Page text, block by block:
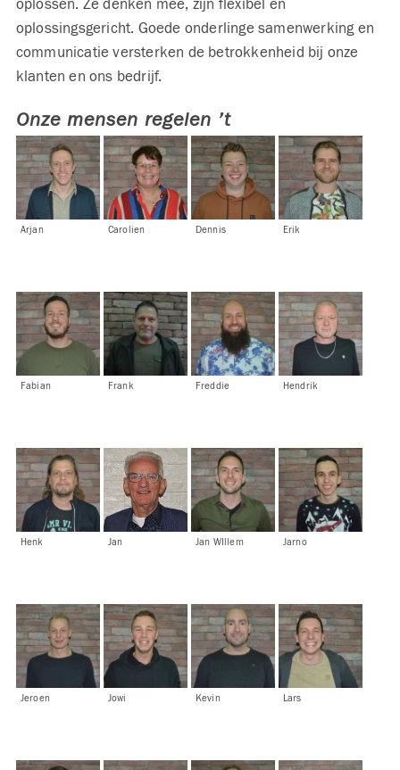
oplossen. Ze denken mee, zijn flexibel en
oplossingsgericht. Goede onderlinge samenwerking en
communicatie versterken de betrokkenheid bij onze
klanten en ons bedrijf.
Onze mensen regelen ’t
Arjan Carolien Dennis Erik
Fabian Frank Freddie Hendrik
Henk Jan Jan WIllem Jarno
Jeroen Jowi Kevin Lars